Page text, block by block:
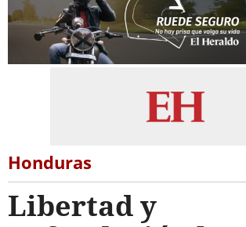
Honduras
Libertad y